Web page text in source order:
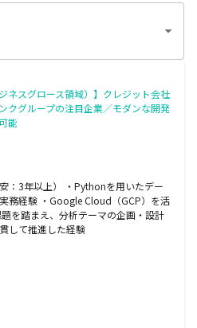
ネスグロース領域）】クレジット会社
クグループの注目企業／モダンな開発
能
：3年以上） ・Pythonを用いたデー
務経験 ・Google Cloud（GCP）を活
を踏まえ、分析テーマの企画・設計
して推進した経験